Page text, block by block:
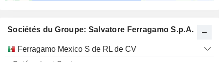
Sociétés du Groupe: Salvatore Ferragamo S.p.A.
Catégorie
Ferragamo Mexico S de RL de CV